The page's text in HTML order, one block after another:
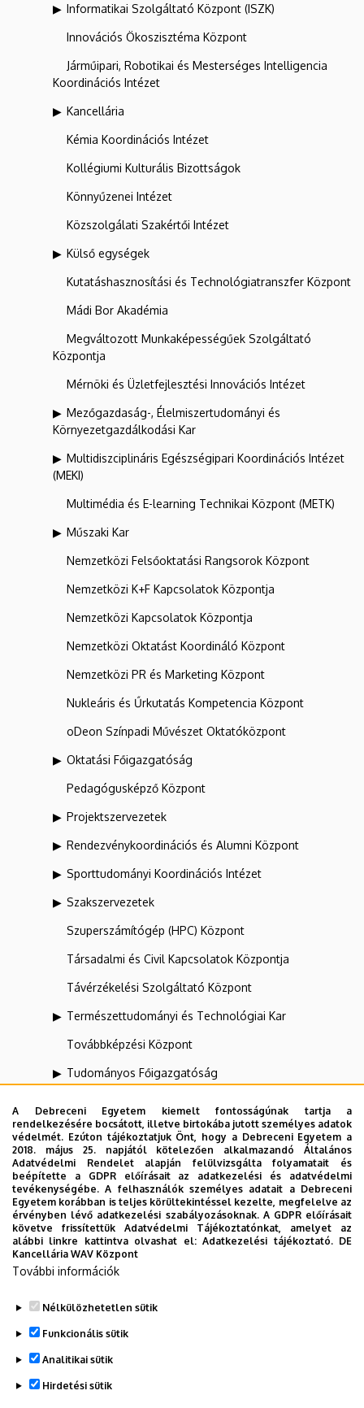
Informatikai Szolgáltató Központ (ISZK)
Innovációs Ökoszisztéma Központ
Járműipari, Robotikai és Mesterséges Intelligencia
Koordinációs Intézet
Kancellária
Kémia Koordinációs Intézet
Kollégiumi Kulturális Bizottságok
Könnyűzenei Intézet
Közszolgálati Szakértői Intézet
Külső egységek
Kutatáshasznosítási és Technológiatranszfer Központ
Mádi Bor Akadémia
Megváltozott Munkaképességűek Szolgáltató
Központja
Mérnöki és Üzletfejlesztési Innovációs Intézet
Mezőgazdaság-, Élelmiszertudományi és
Környezetgazdálkodási Kar
Multidiszciplináris Egészségipari Koordinációs Intézet
(MEKI)
Multimédia és E-learning Technikai Központ (METK)
Műszaki Kar
Nemzetközi Felsőoktatási Rangsorok Központ
Nemzetközi K+F Kapcsolatok Központja
Nemzetközi Kapcsolatok Központja
Nemzetközi Oktatást Koordináló Központ
Nemzetközi PR és Marketing Központ
Nukleáris és Űrkutatás Kompetencia Központ
oDeon Színpadi Művészet Oktatóközpont
Oktatási Főigazgatóság
Pedagógusképző Központ
Projektszervezetek
Rendezvénykoordinációs és Alumni Központ
Sporttudományi Koordinációs Intézet
Szakszervezetek
Szuperszámítógép (HPC) Központ
Társadalmi és Civil Kapcsolatok Központja
Távérzékelési Szolgáltató Központ
Természettudományi és Technológiai Kar
Továbbképzési Központ
Tudományos Főigazgatóság
Vállalati Koordinációs Központ
Webportál-, Alkalmazásfejlesztés és VIR Központ
(WAV)
Zeneművészeti Kar
Dolgozói adatmódosítás igénylése a DE
telefonkönyvében
A Debreceni Egyetem kiemelt fontosságúnak tartja a
rendelkezésére bocsátott, illetve birtokába jutott személyes adatok
védelmét. Ezúton tájékoztatjuk Önt, hogy a Debreceni Egyetem a
2018. május 25. napjától kötelezően alkalmazandó Általános
Adatvédelmi Rendelet alapján felülvizsgálta folyamatait és
beépítette a GDPR előírásait az adatkezelési és adatvédelmi
tevékenységébe. A felhasználók személyes adatait a Debreceni
Egyetem korábban is teljes körültekintéssel kezelte, megfelelve az
érvényben lévő adatkezelési szabályozásoknak. A GDPR előírásait
követve frissítettük Adatvédelmi Tájékoztatónkat, amelyet az
alábbi linkre kattintva olvashat el:Adatkezelési tájékoztató. DE
Kancellária WAV Központ
További információk
Nélkülözhetetlen sütik
Funkcionális sütik
Analitikai sütik
Hirdetési sütik